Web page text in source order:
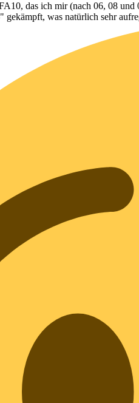
das ich mir (nach 06, 08
was natürlich sehr